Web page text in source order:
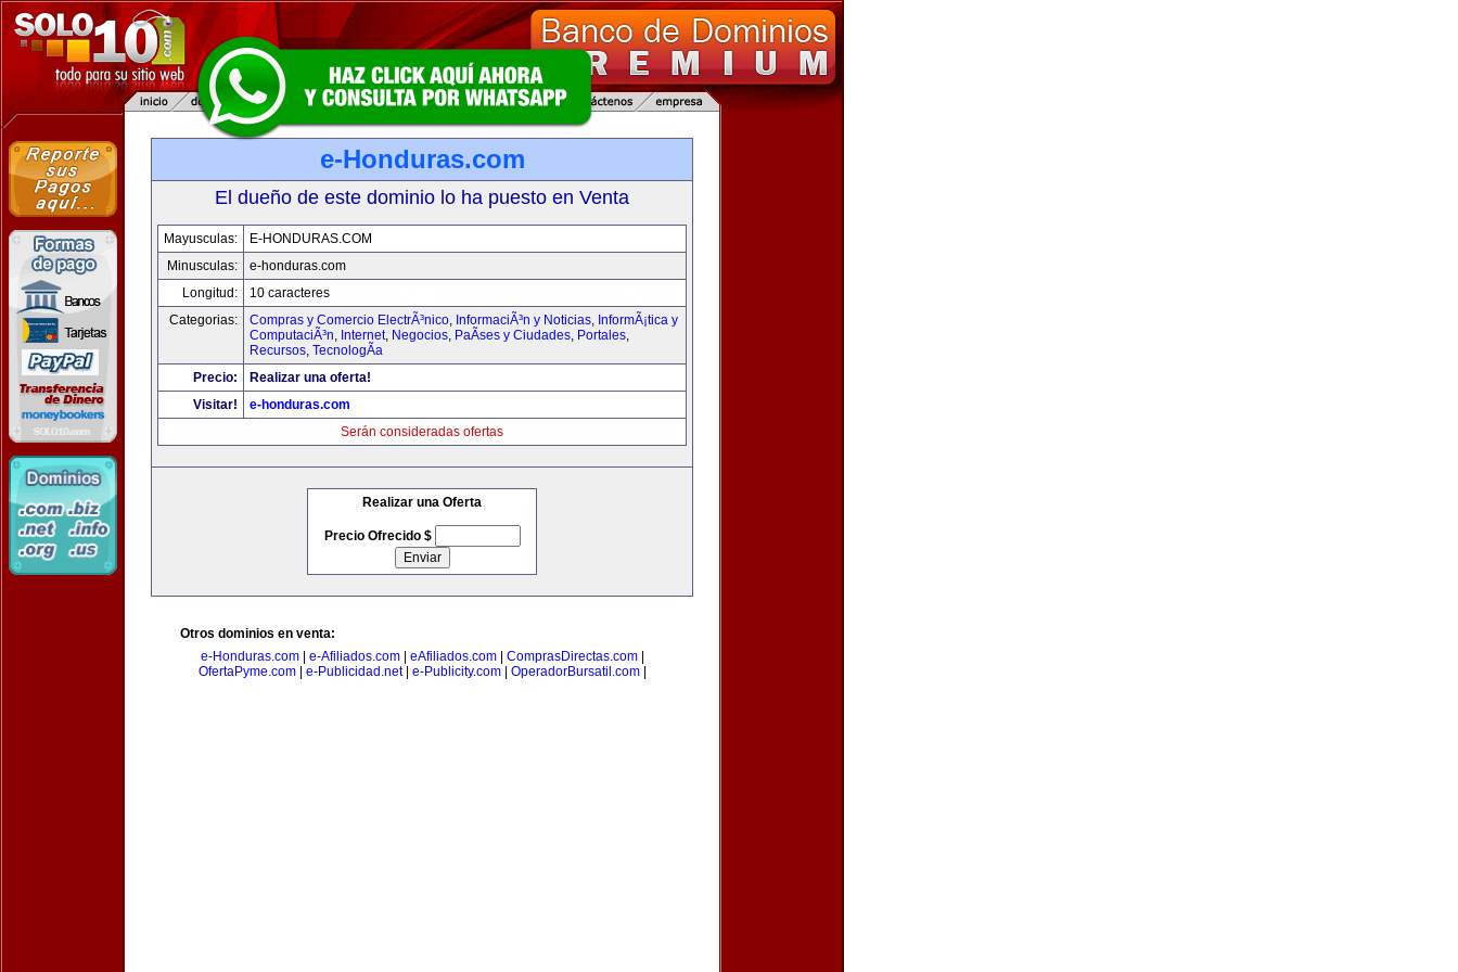
e-Honduras.com
El dueño de este dominio lo ha puesto en Venta
Mayusculas:
E-HONDURAS.COM
Minusculas:
e-honduras.com
Longitud:
10 caracteres
Categorias:
Compras y Comercio ElectrÃ³nico, InformaciÃ³n y Noticias, InformÃ¡tica y
ComputaciÃ³n, Internet, Negocios, PaÃ­ses y Ciudades, Portales,
Recursos, TecnologÃ­a
Precio:
Realizar una oferta!
Visitar!
e-honduras.com
Serán consideradas ofertas
Realizar una Oferta
Precio Ofrecido $
Otros dominios en venta:
e-Honduras.com| e-Afiliados.com| eAfiliados.com| ComprasDirectas.com|
OfertaPyme.com| e-Publicidad.net| e-Publicity.com| OperadorBursatil.com|